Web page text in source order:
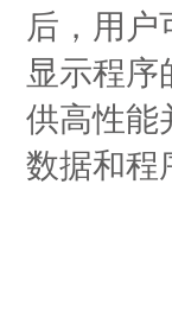
后，用
显示程
供高性能
数据和程